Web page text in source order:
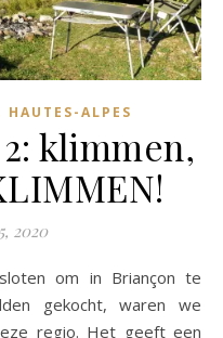
HAUTES-ALPES
klimmen,
2020
gekocht, waren we
regio. Het geeft een